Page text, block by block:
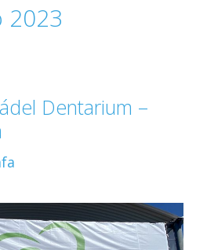
2023
Dentarium –